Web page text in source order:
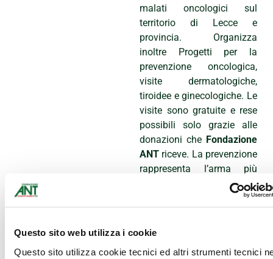
Questo sito web utilizza i cookie
Questo sito utilizza cookie tecnici ed altri strumenti tecnici
malati oncologici sul
territorio di Lecce e
provincia. Organizza
inoltre Progetti per la
prevenzione oncologica,
visite dermatologiche,
tiroidee e ginecologiche. Le
visite sono gratuite e rese
possibili solo grazie alle
donazioni che Fondazione
ANT riceve. La prevenzione
rappresenta l’arma più
efficace per combattere il
cancro ed è per questo che
ultimi anni ha dedicato
progetti di